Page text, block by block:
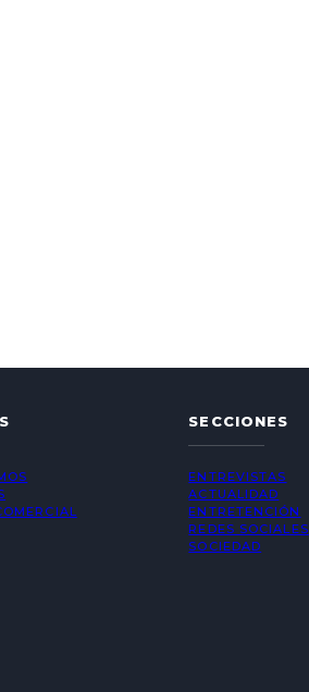
SECCIONES
ENTREVISTAS
ACTUALIDAD
ENTRETENCIÓN
REDES SOCIALES
SOCIEDAD